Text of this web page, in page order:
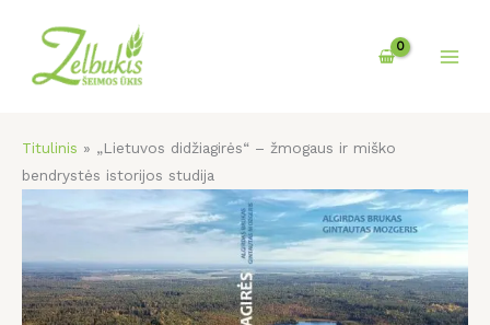
turinio
Titulinis » „Lietuvos didžiagirės“ – žmogaus ir miško
bendrystės istorijos studija